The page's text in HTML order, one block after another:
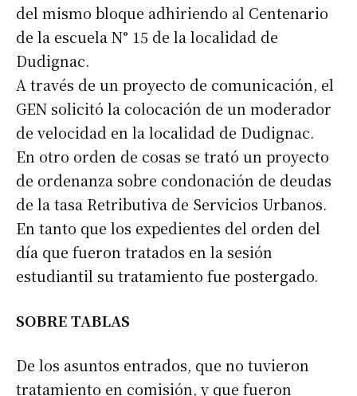
del mismo bloque adhiriendo al Centenario
de la escuela N° 15 de la localidad de
Dudignac.
A través de un proyecto de comunicación, el
GEN solicitó la colocación de un moderador
de velocidad en la localidad de Dudignac.
En otro orden de cosas se trató un proyecto
de ordenanza sobre condonación de deudas
de la tasa Retributiva de Servicios Urbanos.
En tanto que los expedientes del orden del
día que fueron tratados en la sesión
estudiantil su tratamiento fue postergado.
SOBRE TABLAS
De los asuntos entrados, que no tuvieron
tratamiento en comisión, y que fueron